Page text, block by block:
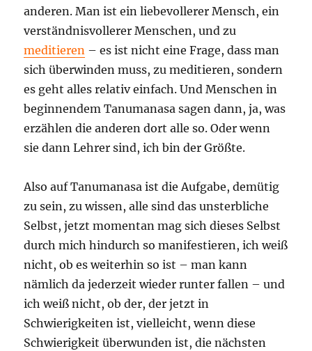
anderen. Man ist ein liebevollerer Mensch, ein
verständnisvollerer Menschen, und zu
meditieren – es ist nicht eine Frage, dass man
sich überwinden muss, zu meditieren, sondern
es geht alles relativ einfach. Und Menschen in
beginnendem Tanumanasa sagen dann, ja, was
erzählen die anderen dort alle so. Oder wenn
sie dann Lehrer sind, ich bin der Größte.
Also auf Tanumanasa ist die Aufgabe, demütig
zu sein, zu wissen, alle sind das unsterbliche
Selbst, jetzt momentan mag sich dieses Selbst
durch mich hindurch so manifestieren, ich weiß
nicht, ob es weiterhin so ist – man kann
nämlich da jederzeit wieder runter fallen – und
ich weiß nicht, ob der, der jetzt in
Schwierigkeiten ist, vielleicht, wenn diese
Schwierigkeit überwunden ist, die nächsten